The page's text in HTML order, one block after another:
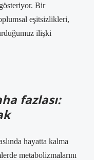
Bir
eşitsizlikleri,
ilişki
fazlası:
hayatta kalma
metabolizmalarını